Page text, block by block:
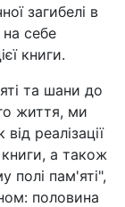
загибелі в
на себе
книги.
та шани до
життя, ми
реалізації
книги, а також
полі пам'яті",
половина